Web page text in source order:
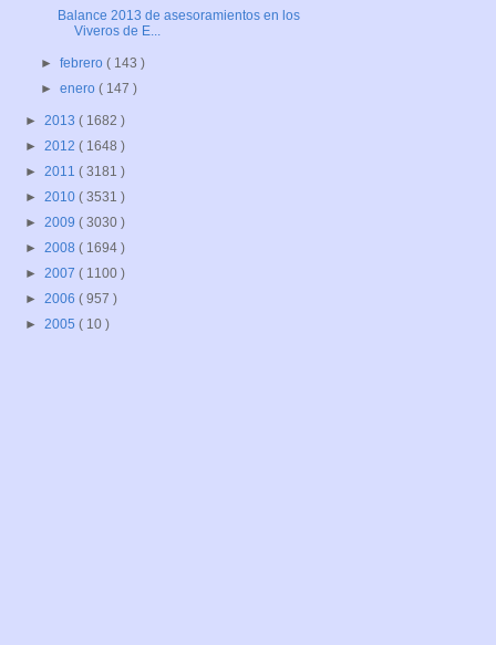
Balance 2013 de asesoramientos en los
Viveros de E...
►febrero( 143 )
►enero( 147 )
► 2013 ( 1682 )
► 2012 ( 1648 )
► 2011 ( 3181 )
► 2010 ( 3531 )
► 2009 ( 3030 )
► 2008 ( 1694 )
► 2007 ( 1100 )
► 2006 ( 957 )
► 2005 ( 10 )